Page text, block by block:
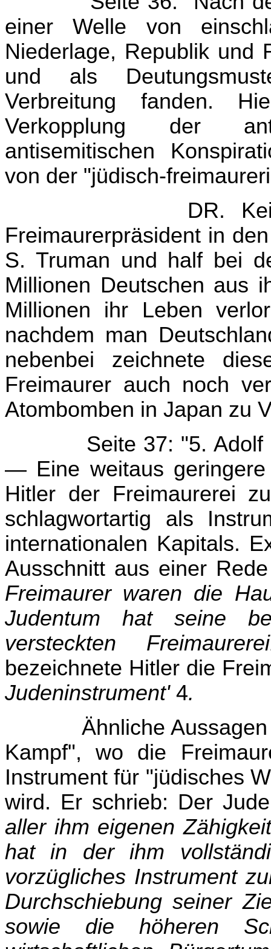
einer Welle von
Niederlage, Republik und
und als
Verbreitung fanden.
Verkopplung der
antisemitischen
von der "jüdisch-
DR.
Freimaurerpräsident in
S. Truman und half bei
Millionen Deutschen aus
Millionen ihr Leben
nachdem man
nebenbei zeichnete
Freimaurer auch noch
Atombomben in Japan zu
Seite 37: "5.
— Eine weitaus geringere
Hitler der Freimaurerei
schlagwortartig als
internationalen Kapitals.
Ausschnitt aus einer
Freimaurer waren die
Judentum hat seine
versteckten
bezeichnete Hitler die
Judeninstrument'4.
Ähnliche
Kampf", wo die
Instrument für "jüdisches
wird. Er schrieb: Der
aller ihm eigenen
hat in der ihm
vorzügliches Instrument
Durchschiebung seiner
sowie die höheren